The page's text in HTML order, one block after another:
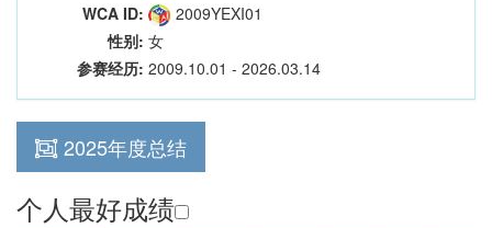
WCA ID:
2009YEXI01
性别: 女
参赛经历: 2009.10.01 - 2026.03.14
2025年度总结
个人最好成绩